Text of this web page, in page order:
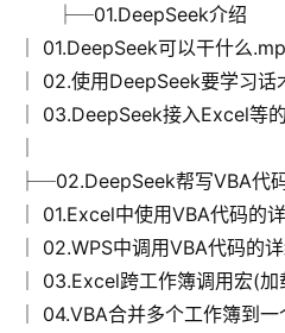
├─01.DeepSeek介绍
│ 01.DeepSeek可以干什么
│ 02.使用DeepSeek要学习话
│ 03.DeepSeek接入Excel等
├─02.DeepSeek帮写VBA代
│ 01.Excel中使用VBA代码的
│ 02.WPS中调用VBA代码的
│ 03.Excel跨工作簿调用宏(
│ 04.VBA合并多个工作簿到